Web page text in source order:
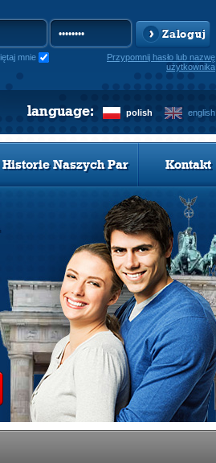
Zaloguj
mnie
Przypomnij hasło lub nazwę
użytkownika
polish english
language:
Historie Naszych Par Kontakt